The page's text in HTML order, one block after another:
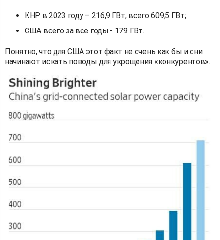
КНР в 2023 году – 216,9 ГВт, всего 609,5 ГВт;
США всего за все годы - 179 ГВт.
Понятно, что для США этот факт не очень как бы и они
начинают искать поводы для укрощения «конкурентов».